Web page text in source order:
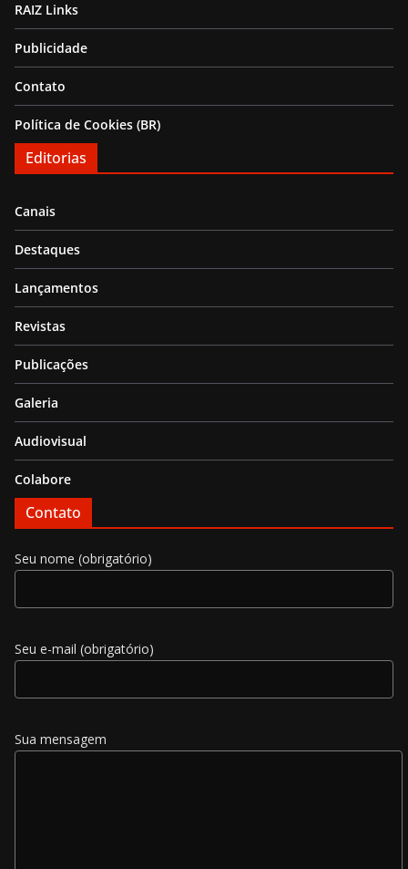
RAIZ Links
Publicidade
Contato
Política de Cookies (BR)
Editorias
Canais
Destaques
Lançamentos
Revistas
Publicações
Galeria
Audiovisual
Colabore
Contato
Seu nome (obrigatório)
Seu e-mail (obrigatório)
Sua mensagem